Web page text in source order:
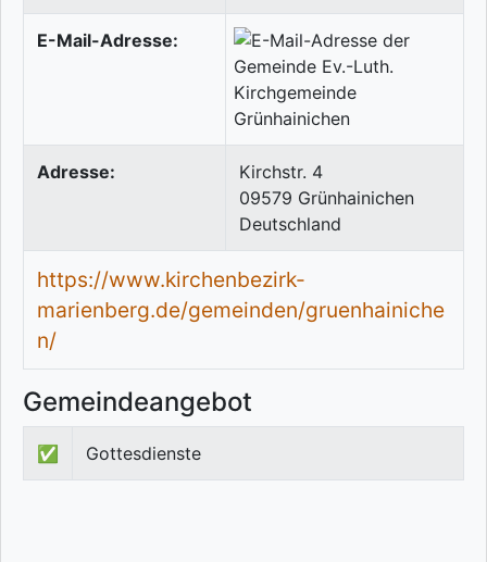
E-Mail-Adresse:
Adresse:
Kirchstr. 4
09579 Grünhainichen
Deutschland
https://www.kirchenbezirk-
marienberg.de/gemeinden/gruenhainiche
n/
Gemeindeangebot
✅ Gottesdienste